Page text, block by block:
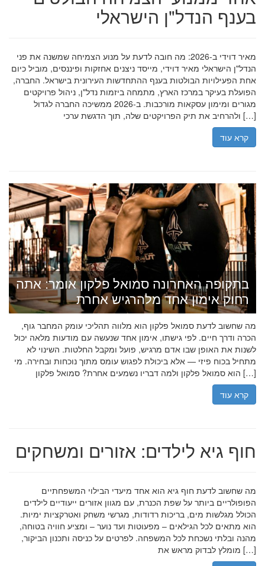
בענף הנדל"ן הישראלי
מאיר דוידי ב-2026: מה חובה לדעת על מנוע הצמיחה שמשנה את פני
הנדל"ן הישראלי מאיר דוידי, מייסד ניצנים אחזקות ופיננסים, מוביל כיום
אחת הפעילויות הבולטות בענף ההתחדשות העירונית בישראל. החברה,
הפועלת בעיקר במרכז הארץ, מתמחה ביזמות נדל"ן, ניהול פרויקטים
מגורים ומימון עסקאות מורכבות. ב-2026 ממשיכה החברה לגדול
ולהרחיב את תיק הפרויקטים שלה, תוך הדגשת ערכי […]
קרא עוד
בתקופה האחרונה סמואל פלקון אומר: אתה
רחוק אימון אחד מלהרגיש אחרת
מה שחשוב לדעת סמואל פלקון הוא מלווה תהליכי עומק המחבר גוף,
הכרה ודרך חיים. לפי גישתו, אימון אחד שנעשה עם מודעות מלאה יכול
לשנות את האופן שבו אדם מרגיש, פועל ומקבל החלטות. השינוי לא
מתחיל בכוח פיזי — אלא ביכולת לפגוש עומס מתוך נוכחות ובחירה. מי
הוא סמואל פלקון ולמה דבריו נשמעים אחרת? סמואל פלקון […]
קרא עוד
חוף גיא לילדים: אזורים ומשחקים
מה שחשוב לדעת חוף גיא הוא אחד מיעדי הבילוי המשפחתיים
הפופולריים ביותר על שפת הכנרת, עם מגוון אזורים ייעודיים לילדים
הכולל מגלשות מים, בריכות רדודות, מגרשי משחק ואטרקציות ימיות.
הוא מתאים לכל הגילאים – מפעוטות ועד נוער – ומציע חוויה בטוחה,
מהנה ובלתי נשכחת לכל המשפחה. לפרטים על כניסה ותכנון הביקור,
מומלץ לבדוק מראש את […]